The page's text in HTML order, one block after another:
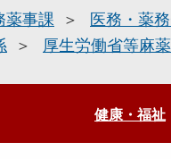
薬事課
医務・薬
厚生労働省等麻
健康・福祉